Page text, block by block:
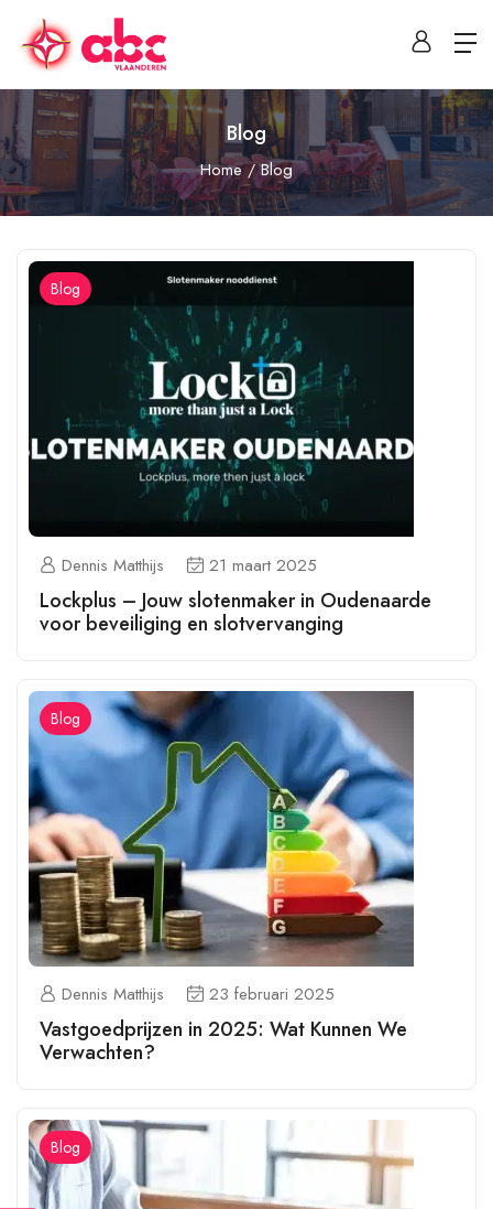
Blog
Home Blog
Blog
Dennis Matthijs 21 maart 2025
Lockplus – Jouw slotenmaker in Oudenaarde
voor beveiliging en slotvervanging
Blog
Dennis Matthijs 23 februari 2025
Vastgoedprijzen in 2025: Wat Kunnen We
Verwachten?
Blog